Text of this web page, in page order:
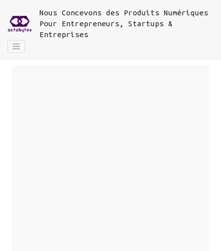
NousConcevons des Produits Numériques
Pour
Entrepreneurs, Startups &
Entreprises